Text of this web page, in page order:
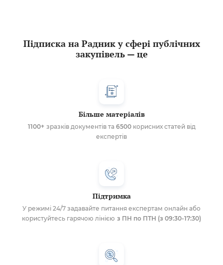
Підписка на Радник у сфері публічних
закупівель — це
Більше матеріалів
1100+ зразків документів та 6500корисних статей від
експертів
Підтримка
У режимі 24/7 задавайте питання експертам онлайн або
користуйтесь гарячою лінією з ПН по ПТН (з 09:30-17:30)